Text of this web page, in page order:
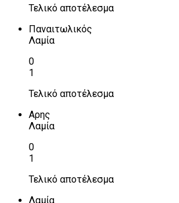
Τελικό αποτέλεσμα
Παναιτωλικός
Λαμία
0
1
Τελικό αποτέλεσμα
Αρης
Λαμία
0
1
Τελικό αποτέλεσμα
Λαμία